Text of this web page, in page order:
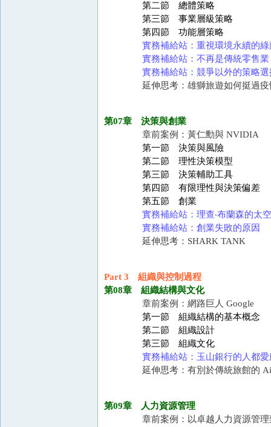
第二節 總體策略
第三節 事業層級策略
第四節 功能層策略
實務補給站：重視環境永續的
實務補給站：不再是傳統零售
實務補給站：競爭以外的策略
延伸思考：雄獅旅遊如何挺過
第07章 決策與創業
章前案例：黃仁勳與 NVIDIA
第一節 決策與風險
第二節 理性決策模型
第三節 決策輔助工具
第四節 有限理性與決策偏差
第五節 創業
實務補給站：理查‧布蘭森的太
實務補給站：創業失敗的原因
延伸思考：SHARK TANK
Part 3 組織與控制過程
第08章 組織結構與文化
章前案例：網路巨人 Google
第一節 組織結構的基本概念
第二節 組織設計
第三節 組織文化
實務補給站：玉山銀行的人都
延伸思考：有別於傳統旅館的
第09章 人力資源管理
章前案例：以卓越人力資源管